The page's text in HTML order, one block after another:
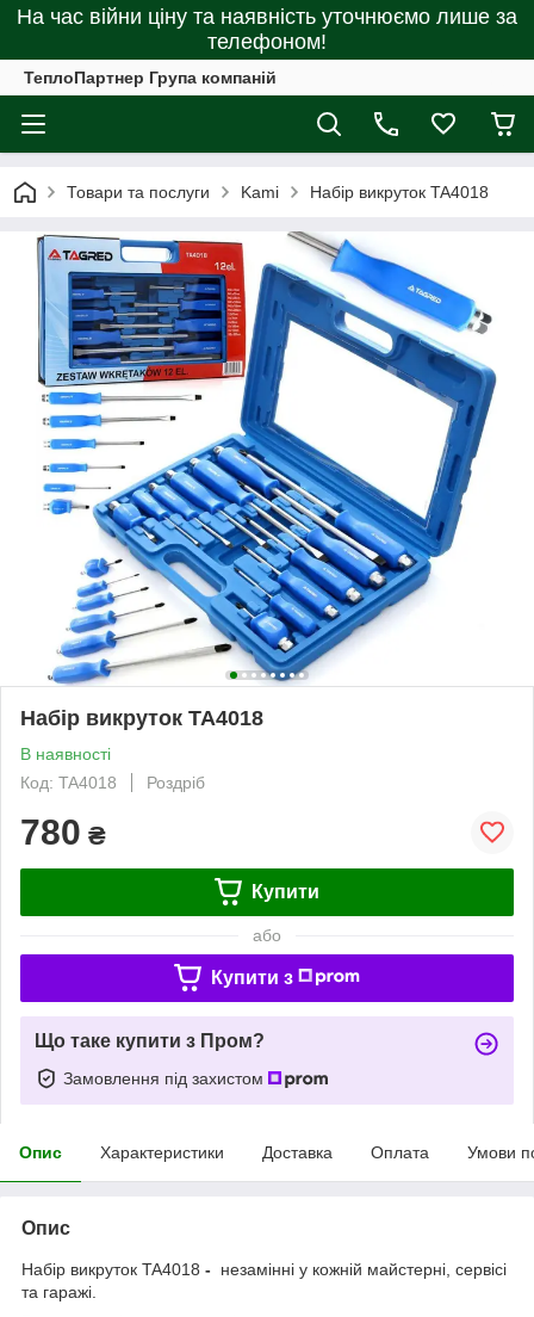
На час війни ціну та наявність уточнюємо лише за
телефоном!
ТеплоПартнер Група компаній
Товари та послуги Kami Набір викруток TA4018
Набір викруток TA4018
В наявності
Код: TA4018
Роздріб
780 ₴
Купити
або
Купити з
Що таке купити з Пром?
Замовлення під захистом
Опис Характеристики Доставка Оплата Умови
Опис
Набір викруток TA4018 -
незамінні у кожній майстерні, сервісі
та гаражі.